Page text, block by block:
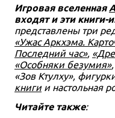
Игровая вселенная
входят и эти
представлены три
«Ужас Аркхэма.
Последний час»,
«Особняки безумия»
«Зов Ктулху»,
книгии настольная
Читайте также: